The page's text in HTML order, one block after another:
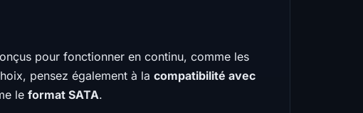
pour fonctionner en continu, comme les
pensez également à la compatibilité avec
le format SATA.